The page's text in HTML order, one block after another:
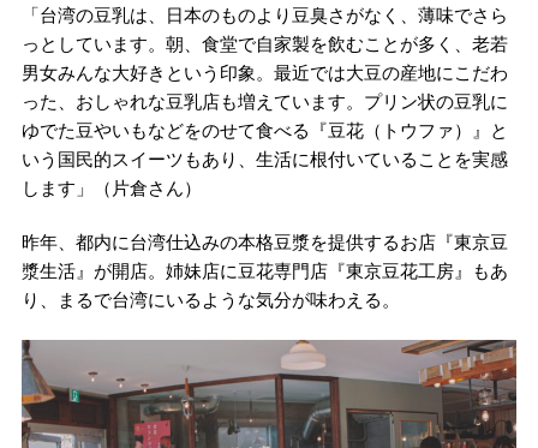
「台湾の豆乳は、日本のものより豆臭さがなく、薄味でさら
っとしています。朝、食堂で自家製を飲むことが多く、老若
男女みんな大好きという印象。最近では大豆の産地にこだわ
った、おしゃれな豆乳店も増えています。プリン状の豆乳に
ゆでた豆やいもなどをのせて食べる『豆花（トウファ）』と
いう国民的スイーツもあり、生活に根付いていることを実感
します」（片倉さん）
昨年、都内に台湾仕込みの本格豆漿を提供するお店『東京豆
漿生活』が開店。姉妹店に豆花専門店『東京豆花工房』もあ
り、まるで台湾にいるような気分が味わえる。